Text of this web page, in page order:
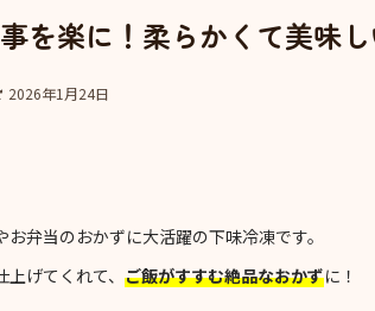
を楽に！柔らかくて美味
2026年1月24日
弁当のおかずに大活躍の下味冷凍です。
げてくれて、 ご飯がすすむ絶品なおかずに！